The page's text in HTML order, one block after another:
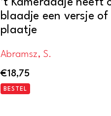
’t Kameraadje heeft
blaadje een versje of
plaatje
Abramsz, S.
€18,75
BESTEL